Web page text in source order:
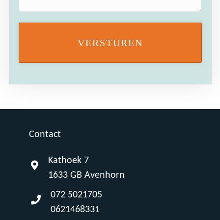
Contact
Kathoek 7
1633 GB Avenhorn
072 5021705
0621468331